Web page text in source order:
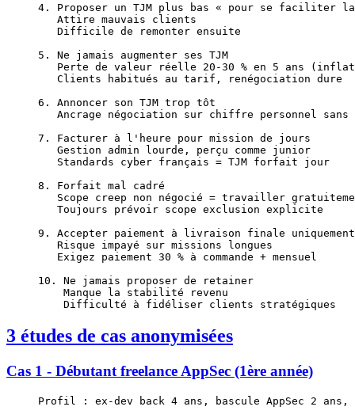
4. Proposer un TJM plus bas « pour se faciliter
   Attire mauvais clients
   Difficile de remonter ensuite
5. Ne jamais augmenter ses TJM
Perte de valeur réelle 20-30 % en 5 ans
   Clients habitués au tarif, renégociation dure
6. Annoncer son TJM trop tôt
Ancrage négociation sur chiffre personnel sans
7. Facturer à l'heure pour mission de jours
   Gestion admin lourde, perçu comme junior
   Standards cyber français = TJM forfait jour
8. Forfait mal cadré
Scope creep non négocié = travailler
   Toujours prévoir scope exclusion explicite
9. Accepter paiement à livraison finale uniquement
   Risque impayé sur missions longues
   Exigez paiement 30 % à commande + mensuel
10. Ne jamais proposer de retainer
    Manque la stabilité revenu
    Difficulté à fidéliser clients stratégiques
3 études de cas anonymisées
Cas 1 - Débutant freelance AppSec (1ère année)
Profil : ex-dev back 4 ans, bascule AppSec 2